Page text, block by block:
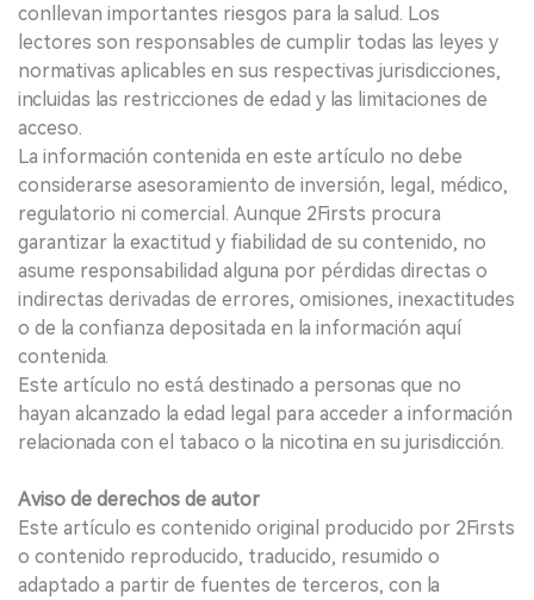
conllevan importantes riesgos para la salud. Los
lectores son responsables de cumplir todas las leyes y
normativas aplicables en sus respectivas jurisdicciones,
incluidas las restricciones de edad y las limitaciones de
acceso.
La información contenida en este artículo no debe
considerarse asesoramiento de inversión, legal, médico,
regulatorio ni comercial. Aunque 2Firsts procura
garantizar la exactitud y fiabilidad de su contenido, no
asume responsabilidad alguna por pérdidas directas o
indirectas derivadas de errores, omisiones, inexactitudes
o de la confianza depositada en la información aquí
contenida.
Este artículo no está destinado a personas que no
hayan alcanzado la edad legal para acceder a información
relacionada con el tabaco o la nicotina en su jurisdicción.
Aviso de derechos de autor
Este artículo es contenido original producido por 2Firsts
o contenido reproducido, traducido, resumido o
adaptado a partir de fuentes de terceros, con la